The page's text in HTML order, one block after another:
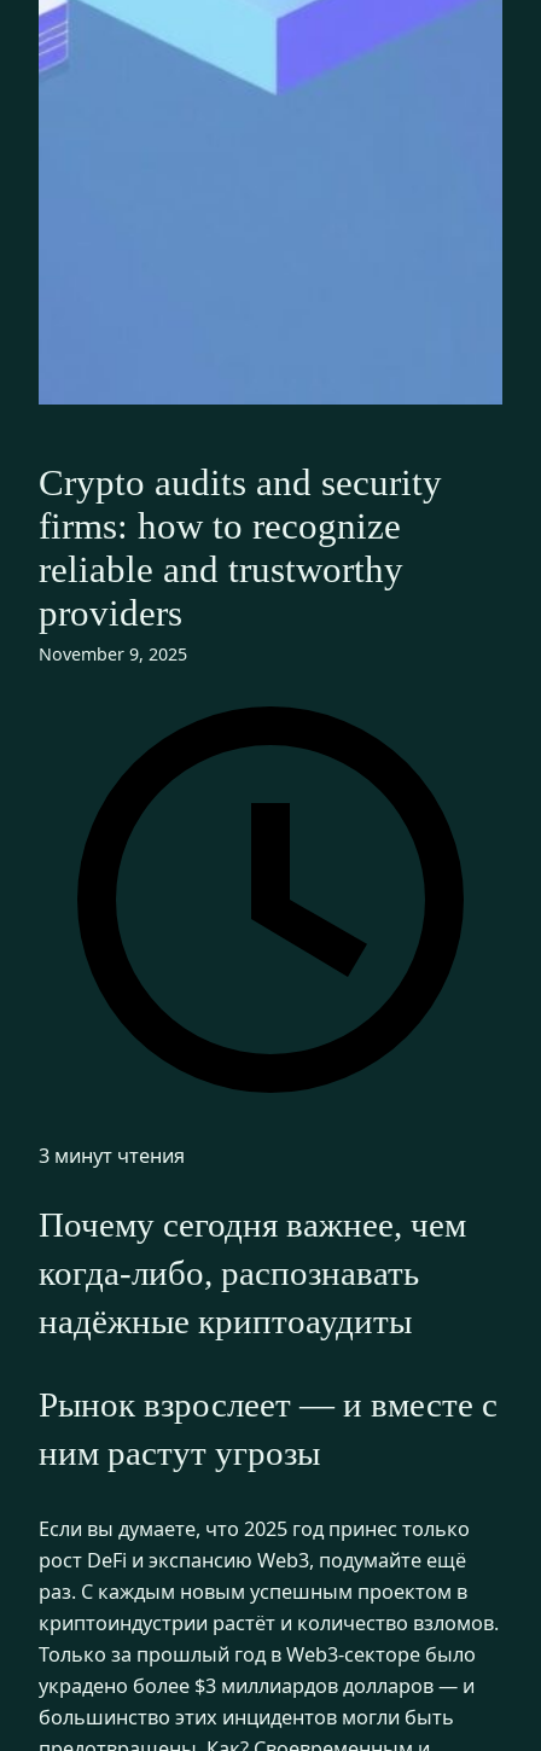
Crypto audits and security
firms: how to recognize
reliable and trustworthy
providers
November 9, 2025
3 минут чтения
Почему сегодня важнее, чем
когда-либо, распознавать
надёжные криптоаудиты
Рынок взрослеет — и вместе с
ним растут угрозы
Если вы думаете, что 2025 год принес только
рост DeFi и экспансию Web3, подумайте ещё
раз. С каждым новым успешным проектом в
криптоиндустрии растёт и количество взломов.
Только за прошлый год в Web3-секторе было
украдено более $3 миллиардов долларов — и
большинство этих инцидентов могли быть